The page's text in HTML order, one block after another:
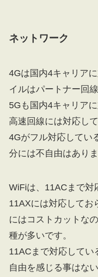
ネットワーク
4Gは国内4キャリア
イルはパートナー回
5Gも国内4キャリア
高速回線には対応して
4Gがフル対応してい
分には不自由はありま
WiFiは、11ACまで対
11AXには対応してお
にはコストカットな
種が多いです。
11ACまで対応してい
自由を感じる事はな